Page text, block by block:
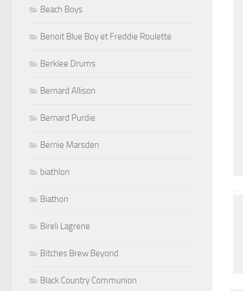
Beach Boys
Benoit Blue Boy et Freddie Roulette
Berklee Drums
Bernard Allison
Bernard Purdie
Bernie Marsden
biathlon
Biathon
Bireli Lagrene
Bitches Brew Beyond
Black Country Communion